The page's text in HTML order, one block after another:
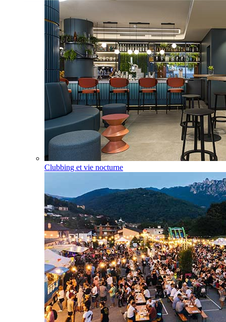
Clubbing et vie nocturne